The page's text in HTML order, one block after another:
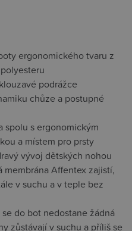
ergonomického tvaru z
podrážce
chůze a postupné
spolu s ergonomickým
a místem pro prsty
vývoj dětských nohou
membrána Affentex zajistí,
v suchu a v teple bez
do bot nedostane žádná
zůstávají v suchu a příliš se